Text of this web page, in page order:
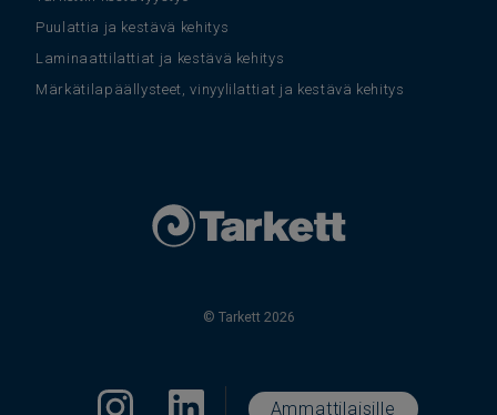
Puulattia ja kestävä kehitys
Laminaattilattiat ja kestävä kehitys
Märkätilapäällysteet, vinyylilattiat ja kestävä kehitys
© Tarkett 2026
Ammattilaisille